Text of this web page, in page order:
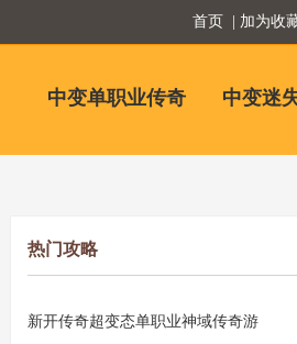
首页 | 加为收
中变单职业传奇 中变迷
热门攻略
新开传奇超变态单职业神域传奇游